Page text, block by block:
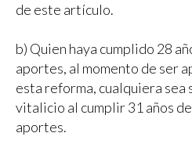
de este artículo.
b) Quien haya cumplido 28
aportes, al momento de ser
esta reforma, cualquiera sea
vitalicio al cumplir 31 años
aportes.